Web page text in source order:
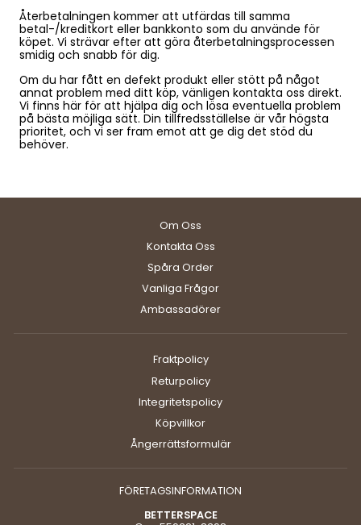
Återbetalningen kommer att utfärdas till samma
betal-/kreditkort eller bankkonto som du använde för
köpet. Vi strävar efter att göra återbetalningsprocessen
smidig och snabb för dig.
Om du har fått en defekt produkt eller stött på något
annat problem med ditt köp, vänligen kontakta oss direkt.
Vi finns här för att hjälpa dig och lösa eventuella problem
på bästa möjliga sätt. Din tillfredsställelse är vår högsta
prioritet, och vi ser fram emot att ge dig det stöd du
behöver.
Om Oss
Kontakta Oss
Spåra Order
Vanliga Frågor
Ambassadörer
Fraktpolicy
Returpolicy
Integritetspolicy
Köpvillkor
Ångerrättsformulär
FÖRETAGSINFORMATION
BETTERSPACE